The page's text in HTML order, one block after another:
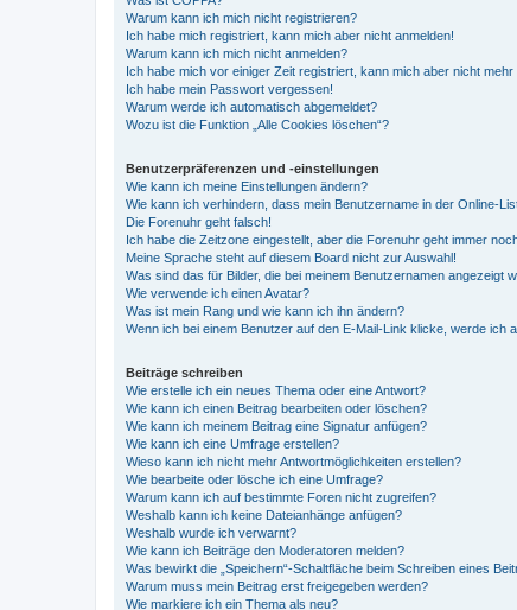
Warum kann ich mich nicht registrieren?
Ich habe mich registriert, kann mich aber nicht anmelden!
Warum kann ich mich nicht anmelden?
Ich habe mich vor einiger Zeit registriert, kann mich aber nicht mehr
Ich habe mein Passwort vergessen!
Warum werde ich automatisch abgemeldet?
Wozu ist die Funktion „Alle Cookies löschen“?
Benutzerpräferenzen und -einstellungen
Wie kann ich meine Einstellungen ändern?
Wie kann ich verhindern, dass mein Benutzername in der Online-
Die Forenuhr geht falsch!
Ich habe die Zeitzone eingestellt, aber die Forenuhr geht immer
Meine Sprache steht auf diesem Board nicht zur Auswahl!
Was sind das für Bilder, die bei meinem Benutzernamen angezeigt
Wie verwende ich einen Avatar?
Was ist mein Rang und wie kann ich ihn ändern?
Wenn ich bei einem Benutzer auf den E-Mail-Link klicke, werde ich
Beiträge schreiben
Wie erstelle ich ein neues Thema oder eine Antwort?
Wie kann ich einen Beitrag bearbeiten oder löschen?
Wie kann ich meinem Beitrag eine Signatur anfügen?
Wie kann ich eine Umfrage erstellen?
Wieso kann ich nicht mehr Antwortmöglichkeiten erstellen?
Wie bearbeite oder lösche ich eine Umfrage?
Warum kann ich auf bestimmte Foren nicht zugreifen?
Weshalb kann ich keine Dateianhänge anfügen?
Weshalb wurde ich verwarnt?
Wie kann ich Beiträge den Moderatoren melden?
Was bewirkt die „Speichern“-Schaltfläche beim Schreiben eines
Warum muss mein Beitrag erst freigegeben werden?
Wie markiere ich ein Thema als neu?